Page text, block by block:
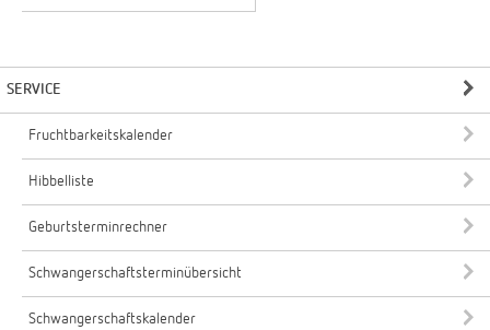
SERVICE
Fruchtbarkeitskalender
Hibbelliste
Geburtsterminrechner
Schwangerschaftsterminübersicht
Schwangerschaftskalender